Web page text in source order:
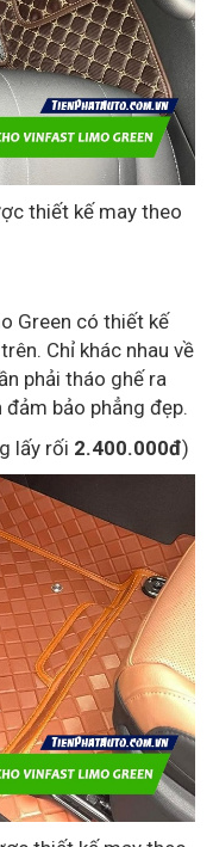
thiết kế may theo
Green có thiết kế
Chỉ khác nhau về
phải tháo ghế ra
bảo phẳng đẹp.
lấy rối 2.400.000đ)